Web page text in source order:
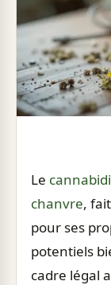
Le
chanvre,
pour ses
potentiels
cadre légal